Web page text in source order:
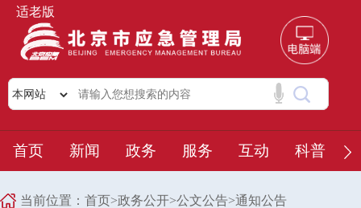
适老版
首页 新闻 政务 服务 互动 科普
当前位置： 首页>政务公开>公文公告>通知公告